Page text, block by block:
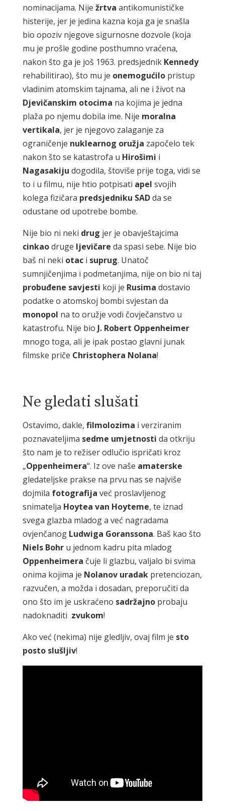
nominacijama. Nije žrtva antikomunističke
histerije, jer je jedina kazna koja ga je snašla
bio opoziv njegove sigurnosne dozvole (koja
mu je prošle godine posthumno vraćena,
nakon što ga je još 1963. predsjednik Kennedy
rehabilitirao), što mu je onemogućilopristup
vladinim atomskim tajnama, ali ne i život na
Djevičanskim otocima na kojima je jedna
plaža po njemu dobila ime. Nije moralna
vertikala, jer je njegovo zalaganje za
ograničenje nuklearnog oružja započelo tek
nakon što se katastrofa u Hirošimi i
Nagasakiju dogodila, štoviše prije toga, vidi se
to i u filmu, nije htio potpisati apel svojih
kolega fizičara predsjedniku SADda se
odustane od upotrebe bombe.
Nije bio ni neki drug jer je obavještajcima
cinkaodruge ljevičare da spasi sebe. Nije bio
baš ni neki otaci suprug. Unatoč
sumnjičenjima i podmetanjima, nije on bio ni taj
probuđene savjesti koji je Rusima dostavio
podatke o atomskoj bombi svjestan da
monopol na to oružje vodi čovječanstvo u
katastrofu. Nije bio J. Robert Oppenheimer
mnogo toga, ali je ipak postao glavni junak
filmske priče Christophera Nolana!
Ne gledati slušati
Ostavimo, dakle, filmolozima i verziranim
poznavateljima sedme umjetnosti da otkriju
što nam je to režiser odlučio ispričati kroz
„Oppenheimera“. Iz ove naše amaterske
gledateljske prakse na prvu nas se najviše
dojmila fotografija već proslavljenog
snimatelja Hoytea van Hoyteme, te iznad
svega glazba mladog a već nagradama
ovjenčanog Ludwiga Goranssona. Baš kao što
Niels Bohru jednom kadru pita mladog
Oppenheimera čuje li glazbu, valjalo bi svima
onima kojima je Nolanov uradakpretenciozan,
razvučen, a možda i dosadan, preporučiti da
ono što im je uskraćeno sadržajnoprobaju
nadoknaditi zvukom!
Ako već (nekima) nije gledljiv, ovaj film je sto
posto slušljiv!